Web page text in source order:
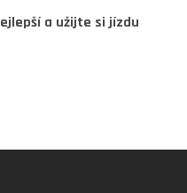
a užijte si jízdu